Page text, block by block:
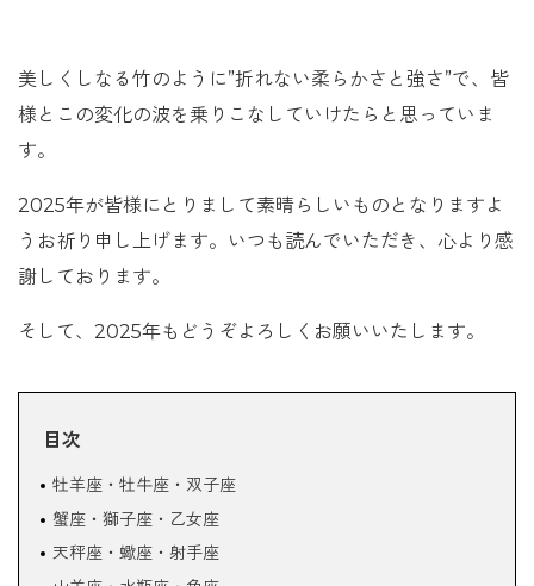
美しくしなる竹のように”折れない柔らかさと強さ”で、皆
様とこの変化の波を乗りこなしていけたらと思っていま
す。
2025年が皆様にとりまして素晴らしいものとなりますよ
うお祈り申し上げます。いつも読んでいただき、心より感
謝しております。
そして、2025年もどうぞよろしくお願いいたします。
目次
牡羊座・牡牛座・双子座
蟹座・獅子座・乙女座
天秤座・蠍座・射手座